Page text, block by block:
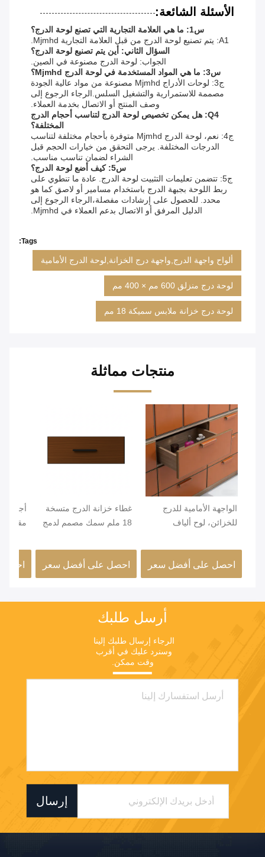
الأسئلة الشائعة:
س1: ما هي العلامة التجارية التي تصنع لوحة الدرج؟
A1: يتم تصنيع لوحة الدرج من قبل العلامة التجارية Mjmhd.
السؤال الثاني: أين يتم تصنيع لوحة الدرج؟
الجواب: لوحة الدرج مصنوعة في الصين.
س3: ما هي المواد المستخدمة في لوحة الدرج Mjmhd؟
ج3: لوحات الأدراج Mjmhd مصنوعة من مواد عالية الجودة
مصممة للاستمرارية والتشغيل السلس.الرجاء الرجوع إلى
وصف المنتج أو الاتصال بخدمة العملاء.
Q4: هل يمكن تخصيص لوحة الدرج لتناسب أحجام الدرج
المختلفة؟
ج4: نعم، لوحة الدرج Mjmhd متوفرة بأحجام مختلفة لتناسب
الدرجات المختلفة. يرجى التحقق من خيارات الحجم قبل
الشراء لضمان تناسب مناسب.
س5: كيف أضع لوحة الدرج؟
ج5: تتضمن تعليمات التثبيت لوحة الدرج. عادة ما تنطوي على
ربط اللوحة بجبهة الدرج باستخدام مسامير أو لاصق كما هو
محدد. للحصول على إرشادات مفصلة،الرجاء الرجوع إلى
الدليل المرفق أو الاتصال بدعم العملاء في Mjmhd.
Tags:
ألواح واجهة الدرج,واجهة درج الخزانة,لوحة الدرج الأمامية
لوحة درج منزلق 600 مم × 400 مم
لوحة درج خزانة ملابس سميكة 18 مم
منتجات مماثلة
الواجهة الأمامية للدرج
للخزائن، لوح ألياف
من درجة ENF، مغلفة
بجلد PVC ومُحاطة
بالحواف، أحجام مخصصة
احصل على أفضل سعر
غطاء خزانة الدرج متسخة
18 ملم سمك مصمم لدمج
تصاميم الأثاث الحديثة
احصل على أفضل سعر
أجهزة
مقاومة
أرسل طلبك
وقت ممكن.
إرسال